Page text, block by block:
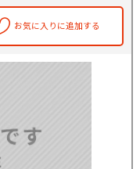
お気に入りに追加する